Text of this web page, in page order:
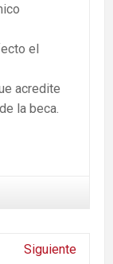
el
acredite
la beca.
Siguiente